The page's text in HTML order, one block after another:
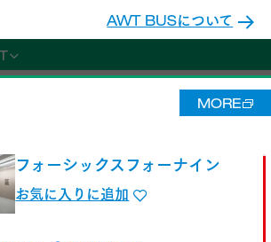
AWT BUSについて
MORE
フォーシックスフォーナイン
お気に入りに追加